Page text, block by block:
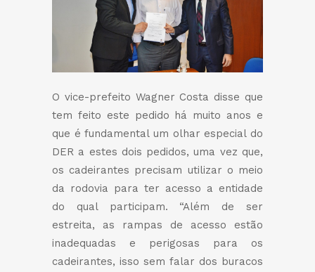
O vice-prefeito Wagner Costa disse que
tem feito este pedido há muito anos e
que é fundamental um olhar especial do
DER a estes dois pedidos, uma vez que,
os cadeirantes precisam utilizar o meio
da rodovia para ter acesso a entidade
do qual participam. “Além de ser
estreita, as rampas de acesso estão
inadequadas e perigosas para os
cadeirantes, isso sem falar dos buracos